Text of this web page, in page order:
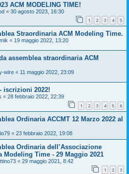
ACM MODELING TIME!
« 30 agosto 2023, 16:30
1 2 3 4 5
Straordinaria ACM Modeling Time.
« 19 maggio 2022, 13:20
assemblea straordinaria ACM
wire « 11 maggio 2022, 23:09
iscrizioni 2022!
« 28 febbraio 2022, 22:39
1 2 3 4 5 6
Ordinaria ACCMT 12 Marzo 2022 al
« 23 febbraio 2022, 19:08
Ordinaria dell’Associazione
Time - 29 Maggio 2021
« 29 maggio 2021, 8:42
1 2 3